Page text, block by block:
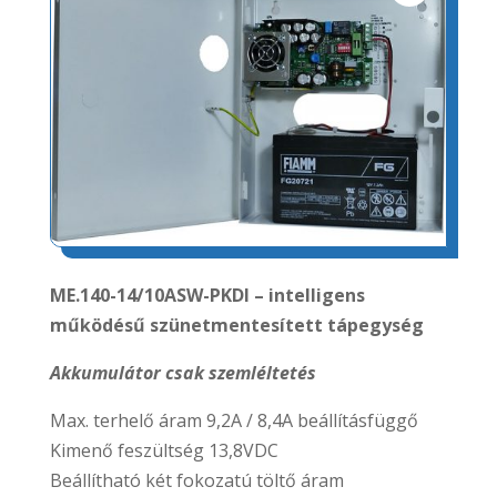
ME.140-14/10ASW-PKDI – intelligens
működésű szünetmentesített tápegység
Akkumulátor csak szemléltetés
Max. terhelő áram 9,2A / 8,4A beállításfüggő
Kimenő feszültség 13,8VDC
Beállítható két fokozatú töltő áram